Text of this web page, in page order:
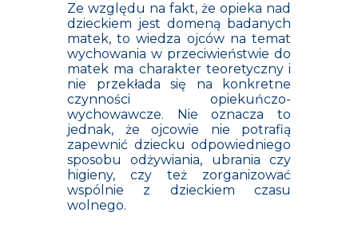
Ze względu na fakt, że opieka nad
dzieckiem jest domeną badanych
matek, to wiedza ojców na temat
wychowania w przeciwieństwie do
matek ma charakter teoretyczny i
nie przekłada się na konkretne
czynności opiekuńczo-
wychowawcze. Nie oznacza to
jednak, że ojcowie nie potrafią
zapewnić dziecku odpowiedniego
sposobu odżywiania, ubrania czy
higieny, czy też zorganizować
wspólnie z dzieckiem czasu
wolnego.